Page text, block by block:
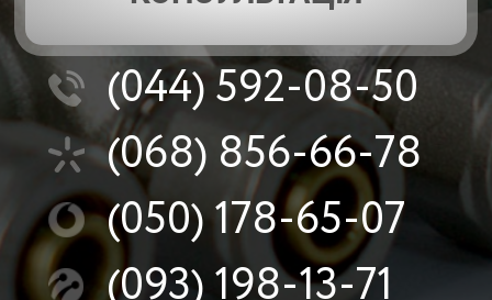
(044)592-08-50
(068) 856-66-78
(050)178-65-07
(093)198-13-71